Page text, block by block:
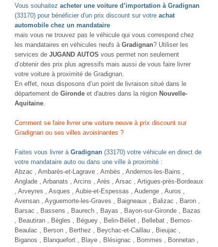
Vous souhaitez acheter une voiture d’importation à Gradignan
(33170) pour bénéficier d'un prix discount sur votre achat
automobile chez un mandataire
mais vous ne trouvez pas le véhicule qui vous correspond chez
les mandataires en véhicules neufs à Gradignan? Utiliser les
services de JUGAND AUTOS vous permet non seulement
d’obtenir des prix plus agressifs mais aussi de vous faire livrer
votre voiture à proximité de Gradignan.
En effet, nous disposons d’un point de livraison situé dans le
département de Gironde et d'autres dans la région Nouvelle-
Aquitaine
Comment se faire livrer une voiture neuve à prix discount sur
Gradignan ou ses villes avoisinantes ?
Faites vous livrer à Gradignan (33170) votre véhicule en direct de
votre mandataire auto ou dans une ville à proximité :
Abzac , Ambarès-et-Lagrave , Ambès , Andernos-les-Bains
Anglade , Arbanats , Arcins , Arès , Arsac , Artigues-près-Bordeaux
, Arveyres , Asques , Aubie-et-Espessas , Audenge , Auros ,
Avensan , Ayguemorte-les-Graves , Baigneaux , Balizac , Baron ,
Barsac ,
Bassens , Baurech , Bayas , Bayon-sur-Gironde ,
Bazas
, Beautiran ,
Bègles , Béguey , Belin-Béliet , Bellebat , Bernos-
Beaulac , Berson , Berthez , Beychac-et-Caillau , Bieujac ,
Biganos
Blanquefort Blaye , Blésignac , Bommes , Bonnetan ,